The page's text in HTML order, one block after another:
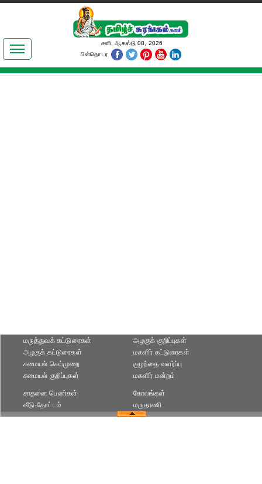
இலக்கியங்கள்
தமிழ் உலகம்
சனி, ஆகஸ்டு 08, 2026
பின்தொடர
மருத்துவக் கட்டுரைகள்
அழகுக் கட்டுரைகள்
அழகுக் குறிப்புகள்
மகளிர் கட்டுரைகள்
சமையல் செய்முறை
சமையல் குறிப்புகள்
குழந்தை வளர்ப்பு
மகளிர் மன்றம்
சாதனை பெண்கள்
வீடு-தோட்டம்
கோலங்கள்
மருதாணி